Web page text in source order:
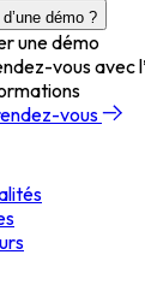
démo ?
une démo
vous avec
vous